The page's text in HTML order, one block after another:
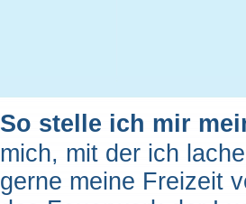
So stelle ich mir
mich, mit der ich
gerne meine Freizeit